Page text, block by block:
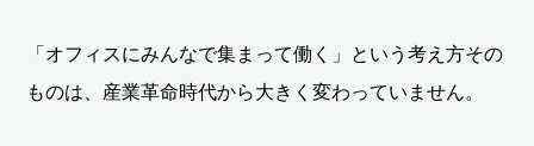
「オフィスにみんなで集まって働く」という考え方その
ものは、産業革命時代から大きく変わっていません。